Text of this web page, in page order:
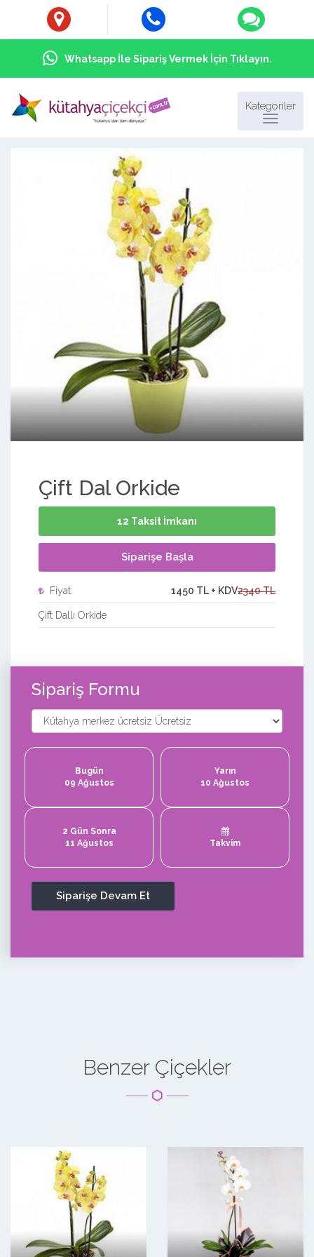
Whatsapp İle Sipariş Vermek İçin Tıklayın.
Kategoriler
Çift Dal Orkide
12 Taksit İmkanı
Siparişe Başla
2340 TL
Fiyat: 1450 TL + KDV
Çift Dallı Orkide
Sipariş Formu
Bugün
09 Ağustos
Yarın
10 Ağustos
2 Gün Sonra
11 Ağustos
Takvim
Benzer Çiçekler